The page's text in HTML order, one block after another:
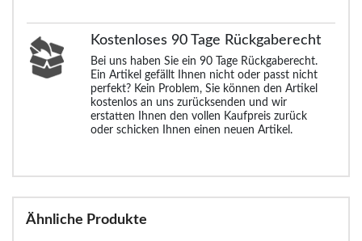
Kostenloses 90 Tage Rückgaberecht
Bei uns haben Sie ein 90 Tage Rückgaberecht.
Ein Artikel gefällt Ihnen nicht oder passt nicht
perfekt? Kein Problem, Sie können den Artikel
kostenlos an uns zurücksenden und wir
erstatten Ihnen den vollen Kaufpreis zurück
oder schicken Ihnen einen neuen Artikel.
Ähnliche Produkte